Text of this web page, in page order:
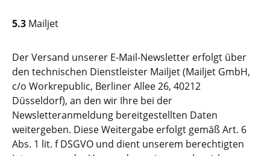
5.3 Mailjet
Der Versand unserer E-Mail-Newsletter erfolgt über
den technischen Dienstleister Mailjet (Mailjet GmbH,
c/o Workrepublic, Berliner Allee 26, 40212
Düsseldorf), an den wir Ihre bei der
Newsletteranmeldung bereitgestellten Daten
weitergeben. Diese Weitergabe erfolgt gemäß Art. 6
Abs. 1 lit. f DSGVO und dient unserem berechtigten